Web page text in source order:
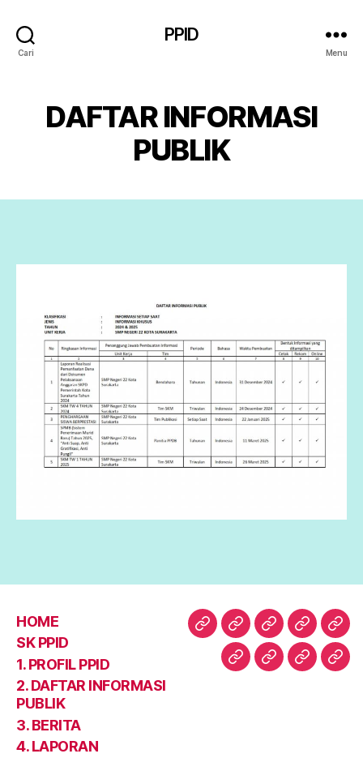
Cari
PPID
Menu
DAFTAR INFORMASI
PUBLIK
HOME
SK PPID
1. PROFIL PPID
2. DAFTAR INFORMASI
PUBLIK
3. BERITA
4. LAPORAN
HOME
SK
PPID
1.
PROFIL
PPID
2.
DAFTAR
3.
4.
5.
6.